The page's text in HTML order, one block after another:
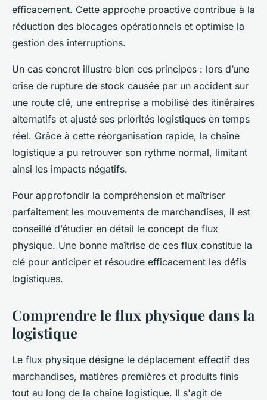
efficacement. Cette approche proactive contribue à la
réduction des blocages opérationnels et optimise la
gestion des interruptions.
Un cas concret illustre bien ces principes : lors d’une
crise de rupture de stock causée par un accident sur
une route clé, une entreprise a mobilisé des itinéraires
alternatifs et ajusté ses priorités logistiques en temps
réel. Grâce à cette réorganisation rapide, la chaîne
logistique a pu retrouver son rythme normal, limitant
ainsi les impacts négatifs.
Pour approfondir la compréhension et maîtriser
parfaitement les mouvements de marchandises, il est
conseillé d’étudier en détail le concept de flux
physique. Une bonne maîtrise de ces flux constitue la
clé pour anticiper et résoudre efficacement les défis
logistiques.
Comprendre le flux physique dans la
logistique
Le flux physique désigne le déplacement effectif des
marchandises, matières premières et produits finis
tout au long de la chaîne logistique. Il s'agit de